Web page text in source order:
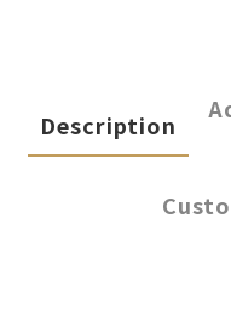
Description